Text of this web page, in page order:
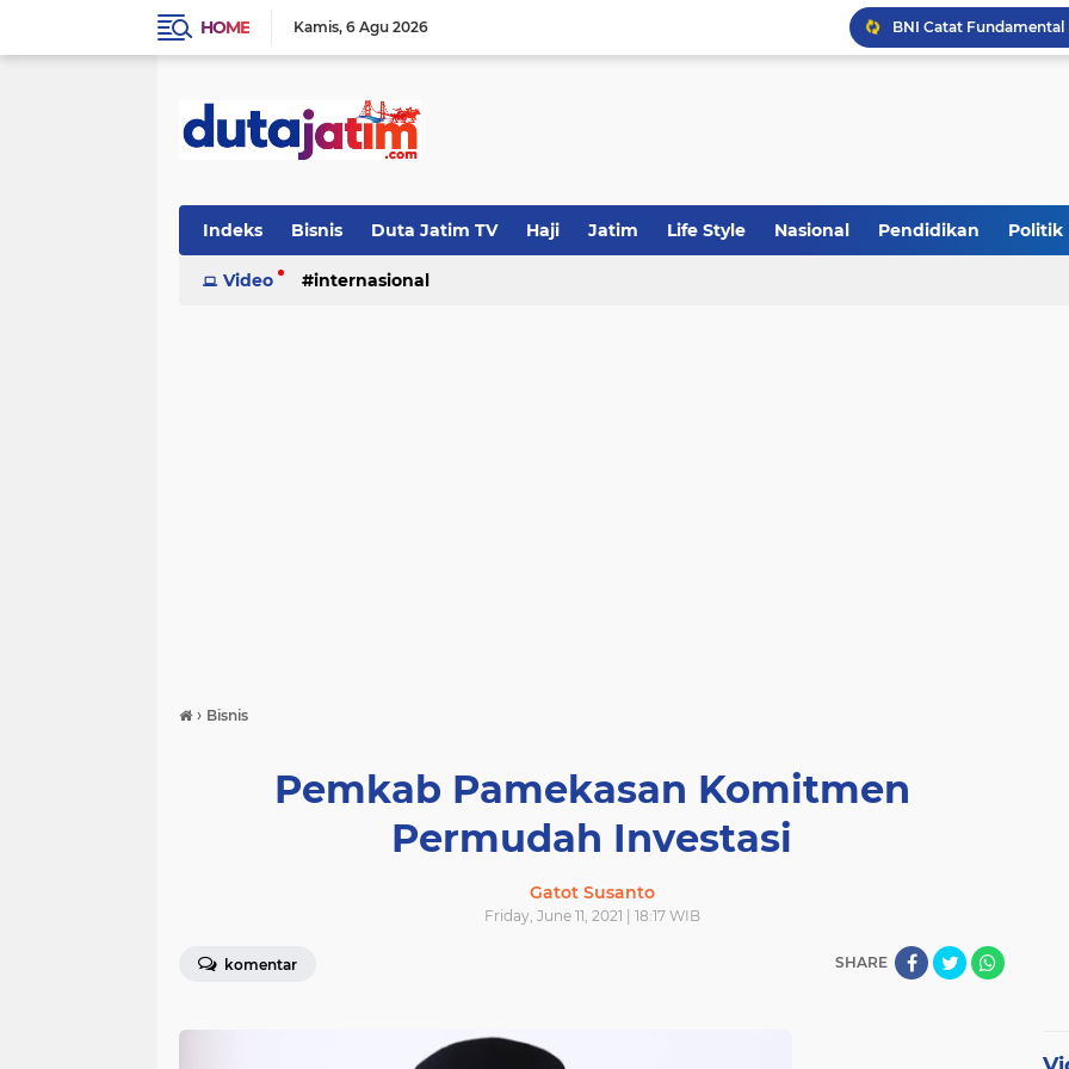
HOME Kamis 6 Agu 2026
JakOne Mobile Antar
Indeks Bisnis Duta Jatim TV Haji Jatim Life Style Nasional Pendidikan Politik
Video internasional
› Bisnis
Pemkab Pamekasan Komitmen
Permudah Investasi
Gatot Susanto
Friday, June 11, 2021 | 18:17 WIB
komentar SHARE